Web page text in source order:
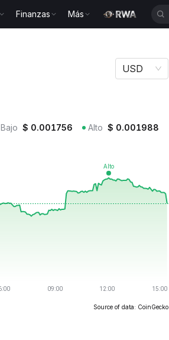
Finanzas Más
USD
Bajo $ 0.001756 Alto $ 0.001988
Source of data: CoinGecko